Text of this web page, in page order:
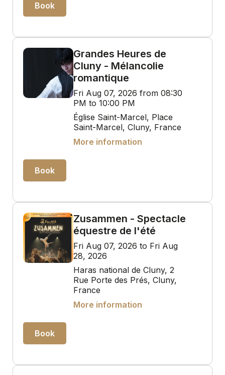
Book
Grandes Heures de
Cluny - Mélancolie
romantique
Fri Aug 07, 2026 from 08:30
PM to 10:00 PM
Église Saint-Marcel, Place
Saint-Marcel, Cluny, France
More information
Book
Zusammen - Spectacle
équestre de l'été
Fri Aug 07, 2026 to Fri Aug
28, 2026
Haras national de Cluny, 2
Rue Porte des Prés, Cluny,
France
More information
Book